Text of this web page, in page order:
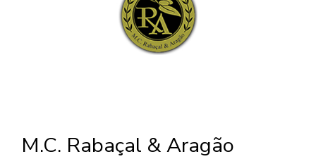
M.C. Rabaçal & Aragão